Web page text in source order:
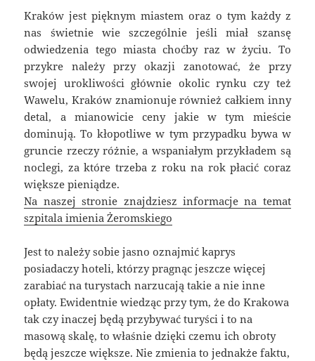
Kraków jest pięknym miastem oraz o tym każdy z
nas świetnie wie szczególnie jeśli miał szansę
odwiedzenia tego miasta choćby raz w życiu. To
przykre należy przy okazji zanotować, że przy
swojej urokliwości głównie okolic rynku czy też
Wawelu, Kraków znamionuje również całkiem inny
detal, a mianowicie ceny jakie w tym mieście
dominują. To kłopotliwe w tym przypadku bywa w
gruncie rzeczy różnie, a wspaniałym przykładem są
noclegi, za które trzeba z roku na rok płacić coraz
większe pieniądze.
Na naszej stronie znajdziesz informacje na temat
szpitala imienia Żeromskiego
Jest to należy sobie jasno oznajmić kaprys
posiadaczy hoteli, którzy pragnąc jeszcze więcej
zarabiać na turystach narzucają takie a nie inne
opłaty. Ewidentnie wiedząc przy tym, że do Krakowa
tak czy inaczej będą przybywać turyści i to na
masową skalę, to właśnie dzięki czemu ich obroty
będą jeszcze większe. Nie zmienia to jednakże faktu,